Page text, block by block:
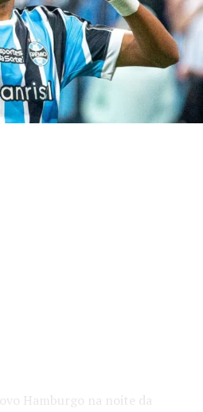
Hamburgo na noite da